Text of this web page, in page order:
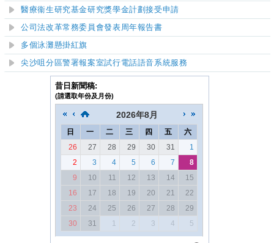
醫療衞生研究基金研究獎學金計劃接受申請
公司法改革常務委員會發表周年報告書
多個泳灘懸掛紅旗
尖沙咀分區警署報案室試行電話語音系統服務
昔日新聞稿:
(請選取年份及月份)
2026年8月
日 一 二 三 四 五
六
26
27 28 29 30 31
1
2
3 4 5 6 7
8
9
10 11 12 13 14
15
16
17 18 19 20 21
22
23
24 25 26 27 28
29
30
31 1 2 3 4 5